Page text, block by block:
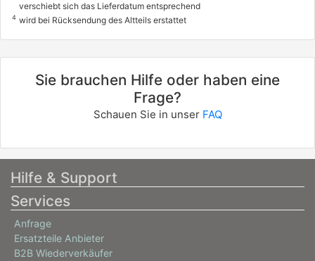
verschiebt sich das Lieferdatum entsprechend
4 wird bei Rücksendung des Altteils erstattet
Sie brauchen Hilfe oder haben eine
Frage?
Schauen Sie in unser FAQ
Hilfe & Support
Services
Anfrage
Ersatzteile Anbieter
B2B Wiederverkäufer